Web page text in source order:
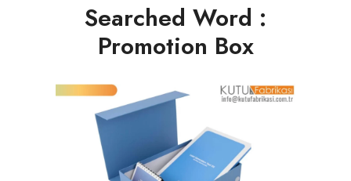
Searched Word :
Promotion Box